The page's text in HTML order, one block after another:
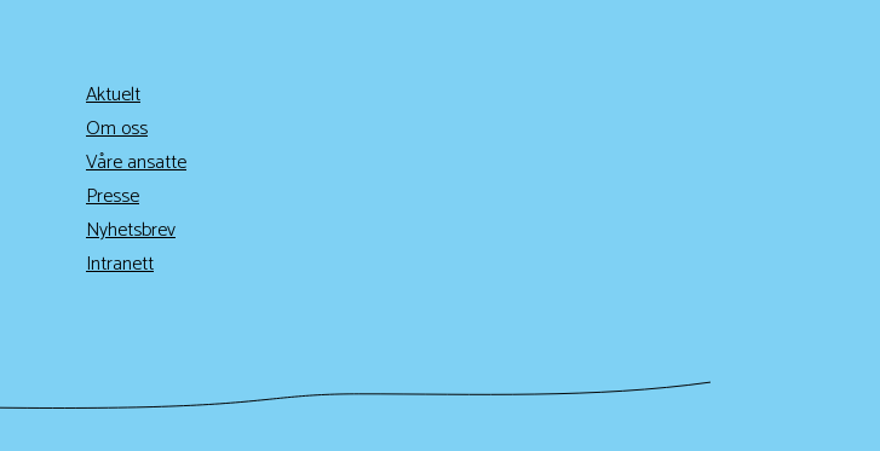
Aktuelt
Om oss
Våre ansatte
Presse
Nyhetsbrev
Intranett